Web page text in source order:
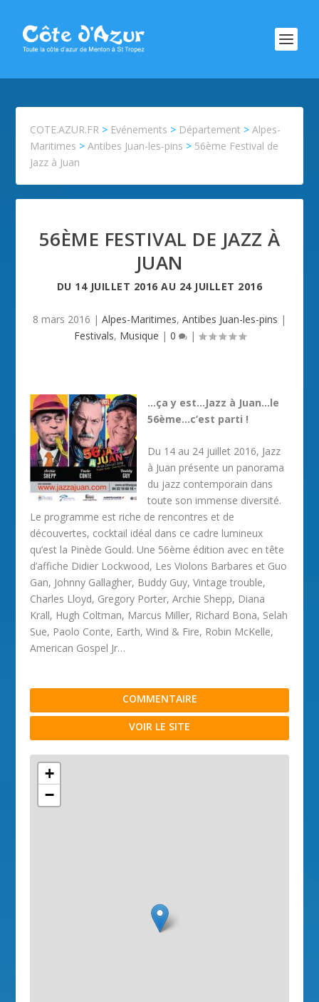
COTE.AZUR.FR > Evénements > Département >Alpes-
Maritimes >Antibes Juan-les-pins > 56ème Festival de
Jazz à Juan
56ÈME FESTIVAL DE JAZZ À
JUAN
DU 14 JUILLET 2016 AU 24 JUILLET 2016
8 mars 2016 | Alpes-Maritimes, Antibes Juan-les-pins |
Festivals, Musique | 0 |
…ça y est…Jazz à Juan…le
56ème…c’est parti !
Du 14 au 24 juillet 2016, Jazz
à Juan présente un panorama
du jazz contemporain dans
toute son immense diversité.
Le programme est riche de rencontres et de
découvertes, cocktail idéal dans ce cadre lumineux
qu’est la Pinède Gould. Une 56ème édition avec en tête
d’affiche Didier Lockwood, Les Violons Barbares et Guo
Gan, Johnny Gallagher, Buddy Guy, Vintage trouble,
Charles Lloyd, Gregory Porter, Archie Shepp, Diana
Krall, Hugh Coltman, Marcus Miller, Richard Bona, Selah
Sue, Paolo Conte, Earth, Wind & Fire, Robin McKelle,
American Gospel Jr…
COMMENTAIRE
VOIR LE SITE
+
−